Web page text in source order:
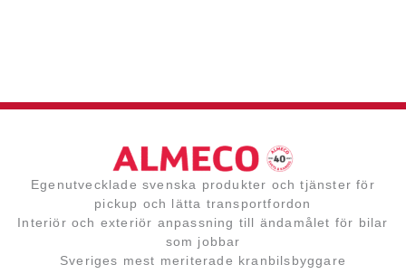
Egenutvecklade svenska produkter och tjänster för
pickup och lätta transportfordon
Interiör och exteriör anpassning till ändamålet för bilar
som jobbar
Sveriges mest meriterade kranbilsbyggare